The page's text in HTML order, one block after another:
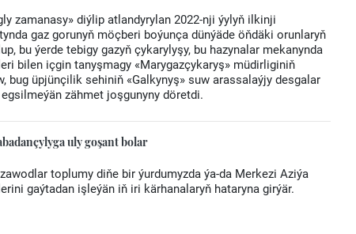
zamanasy» diýlip atlandyrylan 2022-nji ýylyň ilkinji
gaz gorunyň möçberi boýunça dünýäde öňdäki orunlaryň
bu ýerde tebigy gazyň çykarylyşy, bu hazynalar mekanynda
bilen içgin tanyşmagy «Marygazçykaryş» müdirliginiň
bug üpjünçilik sehiniň «Galkynyş» suw arassalaýjy desgalar
zähmet joşgunyny döretdi.
uly goşant bolar
toplumy diňe bir ýurdumyzda ýa-da Merkezi Aziýa
gaýtadan işleýän iň iri kärhanalaryň hataryna girýär.